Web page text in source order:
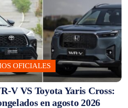
OFICIALES
V VS Toyota Yaris Cross:
en agosto 2026